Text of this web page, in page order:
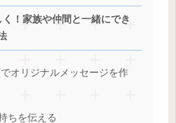
！家族や仲間と一緒にでき
オリジナルメッセージを作
ちを伝える